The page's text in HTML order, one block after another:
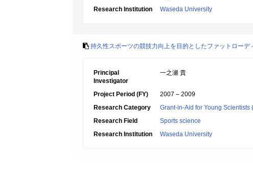
Research Institution
Waseda University
持久性スポーツの競技力向上を目的としたファットローデ
Principal
Investigator
一之瀬 貴
Project Period (FY)
2007 – 2009
Research Category
Grant-in-Aid for Young Scientists
Research Field
Sports science
Research Institution
Waseda University